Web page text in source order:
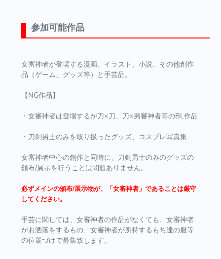
参加可能作品
女審神者が登場する漫画、イラスト、小説、その他創作
品（ゲーム、グッズ等）と手芸品。
【NG作品】
・女審神者は登場するが刀×刀、刀×男審神者等のBL作品
・刀剣男士のみを取り扱ったグッズ、コスプレ写真集
女審神者中心の創作と同時に、刀剣男士のみのグッズの
頒布/展示を行うことは問題ありません。
必ずメインの頒布/展示物が、「女審神者」であることは厳守
してください。
手芸に関しては、女審神者の作品がなくても、女審神者
がお洒落をするもの、女審神者が所持するもち達の服等
の位置づけで募集致します。